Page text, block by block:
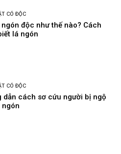
CÓ ĐỘC
ngón độc như thế nào? Cách
lá ngón
CÓ ĐỘC
dẫn cách sơ cứu người bị ngộ